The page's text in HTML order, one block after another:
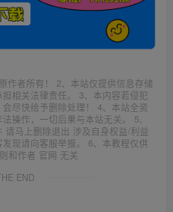
作者所有！ 2、本站仅提供信息存储
相关法律责任。 3、本内容若侵犯
尽快给予删除处理！ 4、本站全资
操作，一切后果与本站无关。 5、
请马上删除退出 涉及自身权益/利益
现请向客服举报。 6、本教程仅供
和作者 官网 无关
END